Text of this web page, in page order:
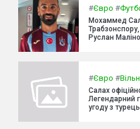
#Євро #
Мохаммед
Руслан
#Євро #
Салах
Легендарний
угоду з